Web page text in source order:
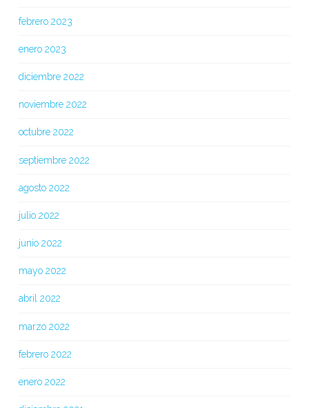
febrero 2023
enero 2023
diciembre 2022
noviembre 2022
octubre 2022
septiembre 2022
agosto 2022
julio 2022
junio 2022
mayo 2022
abril 2022
marzo 2022
febrero 2022
enero 2022